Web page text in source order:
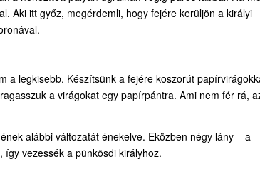
Aki itt győz, megérdemli, hogy fejére kerüljön a királyi
a legkisebb. Készítsünk a fejére koszorút
a virágokat egy papírpántra. Ami nem fér rá,
alábbi változatát énekelve. Eközben négy lány – a
vezessék a pünkösdi királyhoz.